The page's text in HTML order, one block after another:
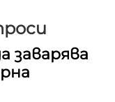
заварява